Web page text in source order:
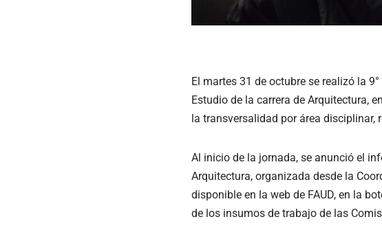
El martes 31 de octubre se realizó la
Estudio de la carrera de Arquitectura,
la transversalidad por área disciplinar,
Al inicio de la jornada, se anunció el
Arquitectura, organizada desde la
disponible en la web de FAUD, en la
de los insumos de trabajo de las